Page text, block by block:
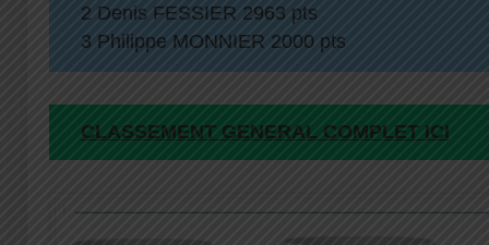
2 Denis FESSIER 2963 pts
3 Philippe MONNIER 2000 pts
CLASSEMENT GENERAL COMPLET ICI